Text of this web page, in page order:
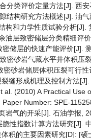
分类评价定量方法[J]. 西
结构研究方法概述[J]. 油
构和力学性质试验分析[J].
油层致密储层分类精细评
储层的快速产能评价[J].
密砂岩气藏水平井体积压
砂岩储层体积压裂可行
缝形成机理及控制方法
al. (2010) A Practical
Number: SPE-
岩气的开采[J]. 石油学报,
性指数计算方法研究[J].
积的主要因素研究[D]: [